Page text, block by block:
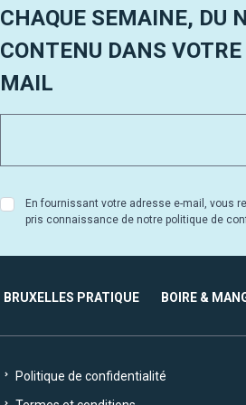
CHAQUE SEMAINE, DU
CONTENU DANS
MAIL
En fournissant votre adresse e-mail, vous
pris connaissance de notre politique de
BRUXELLES PRATIQUE BOIRE &
Politique de confidentialité